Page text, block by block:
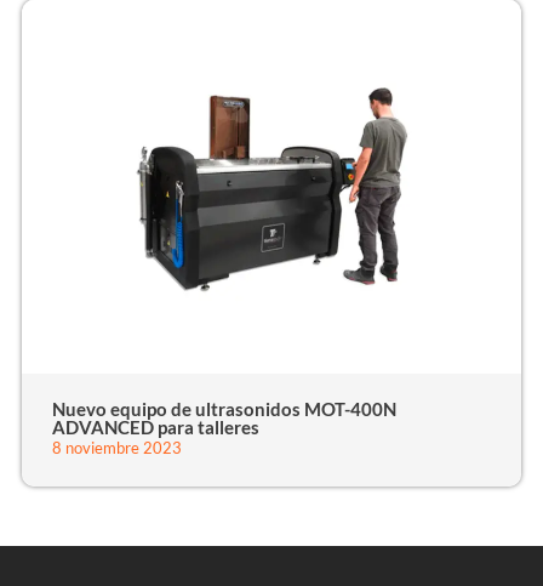
Nuevo equipo de ultrasonidos MOT-400N
ADVANCED para talleres
8 noviembre 2023